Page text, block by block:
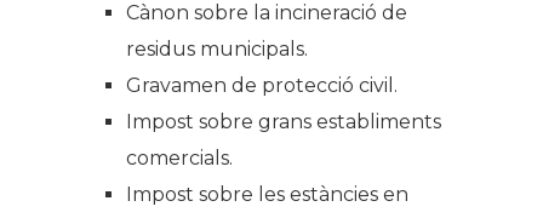
Cànon sobre la incineració de
residus municipals.
Gravamen de protecció civil.
Impost sobre grans establiments
comercials.
Impost sobre les estàncies en